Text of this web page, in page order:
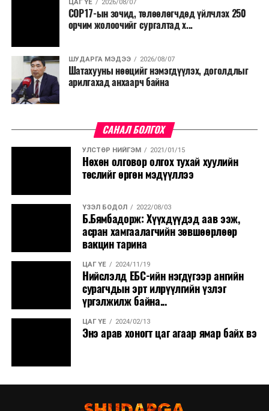
Улаанбаатар хотоос гадна Мөн Өмнөговь аймагт
дөрвөн агуулах (37,000 м³, 34.109 тэрбум төгрөг),
Дархан-Уул аймагт хоёр (11,000 м³, 10.834 тэрбум
төгрөг), Баян-Өлгий аймагт хоёр (5,200 м³, 7.560
тэрбум төгрөг), Орхон аймагт нэг (8,000 м³, 7.530
тэрбум төгрөг), Ховд аймагт нэг (10,000 м³, 8.700
тэрбум төгрөг) төсөл хэрэгжиж байна. Эдгээр
гүйцэтгэлтэй үргэлжилж байна. 85 хувиас дээш
гүйцэтгэлтэй зургаан агуулах нь Морьт говь ойл ХХК,
ЦАГ ҮЕ 2026/08/07
COP17-ын зочид, төлөөлөгчдөд үйлчлэх 250
орчим жолоочийг сургалтад х...
ШУДАРГА МЭДЭЭ 2026/08/07
Шатахууны нөөцийг нэмэгдүүлэх, доголдлыг
арилгахад анхаарч байна
САНАЛ БОЛГОХ
УЛСТӨР НИЙГЭМ 2021/01/15
Нөхөн олговор олгох тухай хуулийн
төслийг өргөн мэдүүллээ
ҮЗЭЛ БОДОЛ 2022/08/03
Б.Бямбадорж: Хүүхдүүдэд аав ээж,
асран хамгаалагчийн зөвшөөрлөөр
вакцин тарина
ЦАГ ҮЕ 2024/11/19
Нийслэлд ЕБС-ийн нэгдүгээр ангийн
сурагчдын эрт илрүүлгийн үзлэг
үргэлжилж байна...
ЦАГ ҮЕ 2024/02/13
Энэ арав хоногт цаг агаар ямар байх вэ